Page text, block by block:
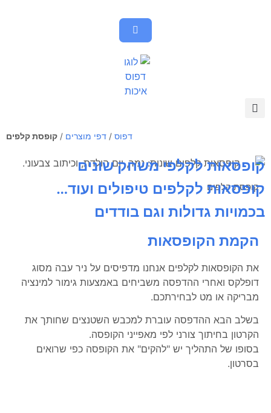
דפוס/ דפי מוצרים/ קופסת קלפים
קופסת קלפים
קופסאות לקלפי משחק שונים
קופסאות לקלפים טיפולים ועוד…
בכמויות גדולות וגם בודדים
הקמת הקופסאות
את הקופסאות לקלפים אנחנו מדפיסים על ניר עבה מסוג
דופלקס ואחרי ההדפסה משביחים באמצעות גימור למינציה
מבריקה או מט לבחירתכם.
בשלב הבא ההדפסה עוברת למכבש השטנצים שחותך את
הקרטון בחיתוך צורני לפי מאפייני הקופסה.
בסופו של התהליך יש "להקים" את הקופסה כפי שרואים
בסרטון.